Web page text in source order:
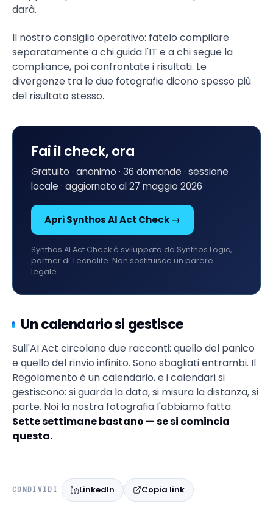
darà.
Il nostro consiglio operativo: fatelo compilare
separatamente a chi guida l'IT e a chi segue la
compliance, poi confrontate i risultati. Le
divergenze tra le due fotografie dicono spesso più
del risultato stesso.
Fai il check, ora
Gratuito · anonimo · 36 domande · sessione
locale · aggiornato al 27 maggio 2026
Apri Synthos AI Act Check →
Synthos AI Act Check è sviluppato da Synthos Logic,
partner di Tecnolife. Non sostituisce un parere
legale.
Un calendario si gestisce
Sull'AI Act circolano due racconti: quello del panico
e quello del rinvio infinito. Sono sbagliati entrambi. Il
Regolamento è un calendario, e i calendari si
gestiscono: si guarda la data, si misura la distanza, si
parte. Noi la nostra fotografia l'abbiamo fatta.
Sette settimane bastano — se si comincia
questa.
CONDIVIDI LinkedIn Copia link